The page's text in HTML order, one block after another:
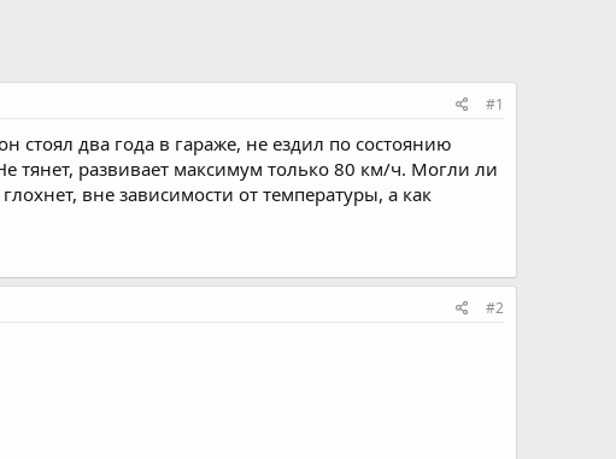
#1
стоял два года в гараже, не ездил по состоянию
тянет, развивает максимум только 80 км/ч. Могли ли
вне зависимости от температуры, а как
#2